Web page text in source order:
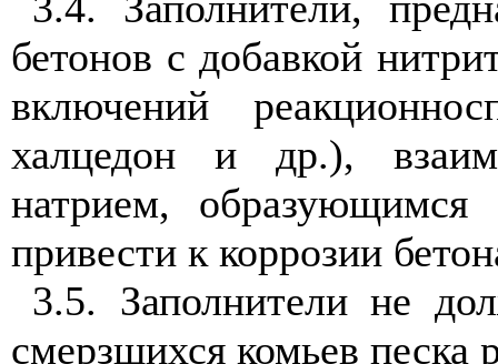
бетонов с добавкой
включений
халцедон и др.),
натрием,
привести к коррозии
3.5. Заполнители не
смерзшихся комьев песка